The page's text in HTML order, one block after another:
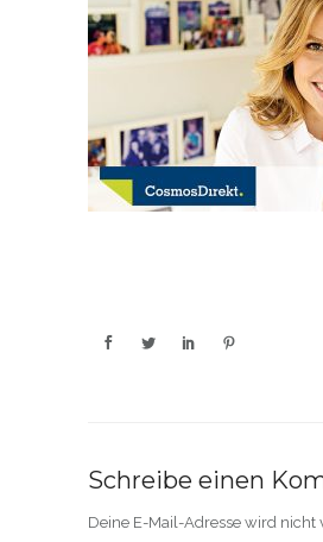
Schreibe einen
Deine E-Mail-Adresse wird nicht